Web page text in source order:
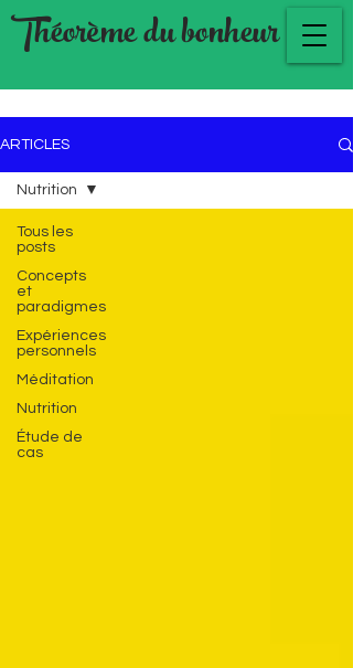
Théorème du bonheur
ARTICLES
Tous les
posts
Concepts
et
paradigmes
Expériences
personnels
Méditation
Nutrition
Étude de
cas
Nutrition